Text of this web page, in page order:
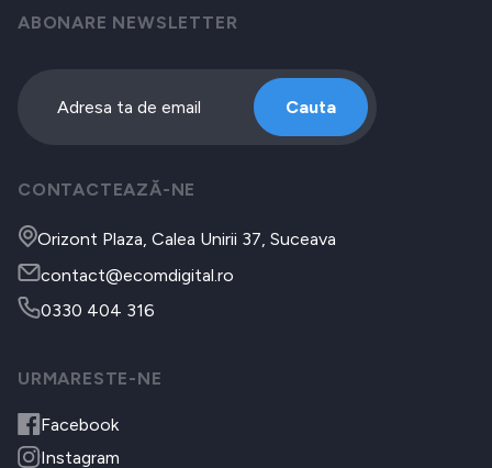
ABONARE NEWSLETTER
Cauta
CONTACTEAZĂ-NE
Orizont Plaza, Calea Unirii 37, Suceava
contact@ecomdigital.ro
0330 404 316
URMARESTE-NE
Facebook
Instagram